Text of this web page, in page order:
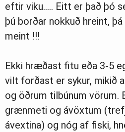
eftir viku….. Eitt er það þó
þú borðar nokkuð hreint,
meint !!!
Ekki hræðast fitu eða 3-5
vilt forðast er sykur, mikið
og öðrum tilbúnum vörum.
grænmeti og ávöxtum
ávextina) og nóg af fiski,